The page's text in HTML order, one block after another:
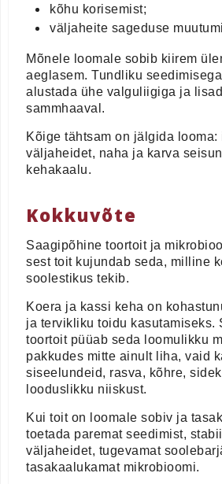
kõhu korisemist;
väljaheite sageduse
Mõnele loomale sobib kiirem
aeglasem. Tundliku
alustada ühe valguliigiga ja
sammhaaval.
Kõige tähtsam on jälgida looma:
väljaheidet, naha ja karva
kehakaalu.
Kokkuvõte
Saagipõhine toortoit ja
sest toit kujundab seda, milline
soolestikus tekib.
Koera ja kassi keha on
ja tervikliku toidu kasutamiseks.
toortoit püüab seda loomulikku
pakkudes mitte ainult liha, vaid
siseelundeid, rasva, kõhre,
looduslikku niiskust.
Kui toit on loomale sobiv ja
toetada paremat seedimist,
väljaheidet, tugevamat
tasakaalukamat mikrobioomi.